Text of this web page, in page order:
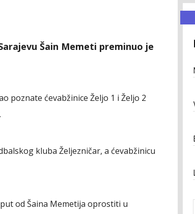
Šain Memeti preminuo je
poznate ćevabžinice Željo 1 i Željo 2
kluba Željezničar, a ćevabžinicu
od Šaina Memetija oprostiti u